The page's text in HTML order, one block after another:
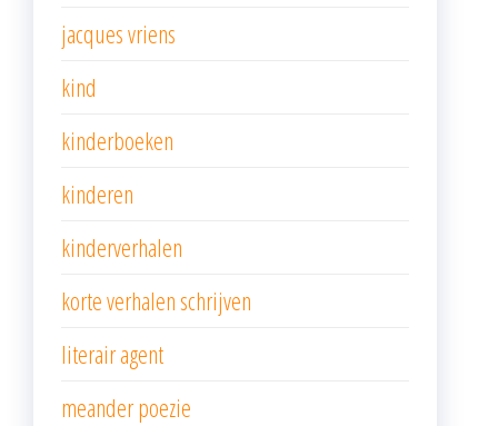
jacques vriens
kind
kinderboeken
kinderen
kinderverhalen
korte verhalen schrijven
literair agent
meander poezie